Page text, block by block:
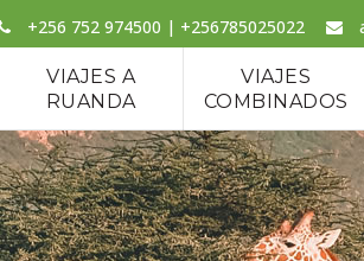
+256 752 974500 | +256785025022
VIAJES A
RUANDA
VIAJES
COMBINADOS